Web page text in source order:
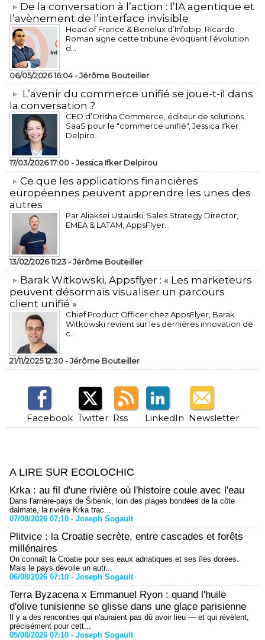
​De la conversation à l’action : l’IA agentique et
l’avènement de l’interface invisible
Head of France & Benelux d’Infobip, Ricardo
Roman signe cette tribune évoquant l’évolution
d...
06/05/2026 16:04 -Jérôme Bouteiller
L’avenir du commerce unifié se joue-t-il dans
la conversation ?
CEO d’Orisha Commerce, éditeur de solutions
SaaS pour le "commerce unifié", Jessica Ifker
Delpiro...
17/03/2026 17:00 -Jessica Ifker Delpirou
​Ce que les applications financières
européennes peuvent apprendre les unes des
autres
Par Aliaksei Ustauski, Sales Strategy Director,
EMEA & LATAM, AppsFlyer...
13/02/2026 11:23 -Jérôme Bouteiller
​Barak Witkowski, Appsflyer : « Les marketeurs
peuvent désormais visualiser un parcours
client unifié »
Chief Product Officer chez AppsFlyer, ​Barak
Witkowski revient sur les dernières innovation de
c...
21/11/2025 12:30 -Jérôme Bouteiller
Facebook Twitter Rss LinkedIn Newsletter
A LIRE SUR ECOLOCHIC
Krka : au fil d'une rivière où l'histoire coule avec l'eau
Dans l'arrière-pays de Šibenik, loin des plages bondées de la côte
dalmate, la rivière Krka trac...
07/08/2026 07:10 - Joseph Sogault
Plitvice : la Croatie secrète, entre cascades et forêts
millénaires
On connaît la Croatie pour ses eaux adriatiques et ses îles dorées.
Mais le pays dévoile un autr...
06/08/2026 07:10 - Joseph Sogault
Terra Byzacena x Emmanuel Ryon : quand l'huile
d'olive tunisienne se glisse dans une glace parisienne
Il y a des rencontres qui n'auraient pas dû avoir lieu — et qui révèlent,
précisément pour cett...
05/08/2026 07:10 - Joseph Sogault